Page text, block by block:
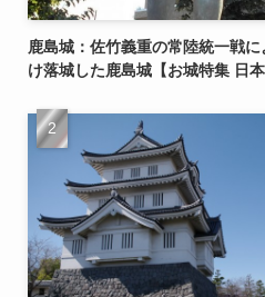
鹿島城：佐竹義重の常陸統一戦
け落城した鹿島城【お城特集 日本